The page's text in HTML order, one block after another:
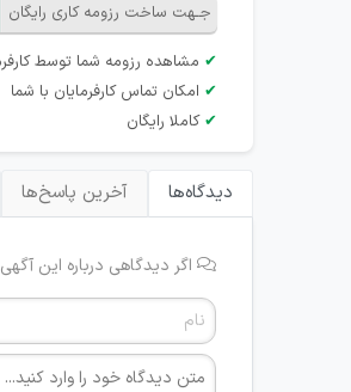
جـهت ساخت رزومه کاری رایگان
✔ مشاهده رزومه شما توسط
✔ امکان تماس کارفرمایان با شما
✔ کاملا رایگان
دیدگاه‌ها آخرین پاسخ‌ها
اگر دیدگاهی درباره این